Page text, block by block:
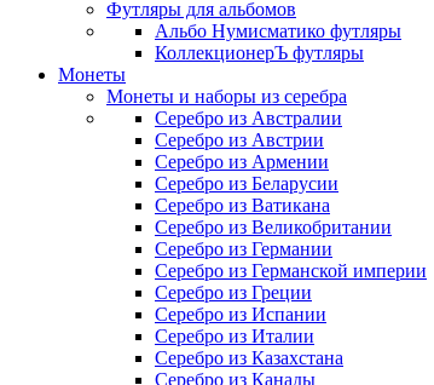
Футляры для альбомов
Альбо Нумисматико футляры
КоллекционерЪ футляры
Монеты
Монеты и наборы из серебра
Серебро из Австралии
Серебро из Австрии
Серебро из Армении
Серебро из Беларусии
Серебро из Ватикана
Серебро из Великобритании
Серебро из Германии
Серебро из Германской империи
Серебро из Греции
Серебро из Испании
Серебро из Италии
Серебро из Казахстана
Серебро из Канады